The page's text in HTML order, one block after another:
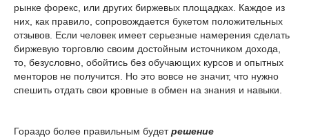
рынке форекс, или других биржевых площадках. Каждое из
них, как правило, сопровождается букетом положительных
отзывов. Если человек имеет серьезные намерения сделать
биржевую торговлю своим достойным источником дохода,
то, безусловно, обойтись без обучающих курсов и опытных
менторов не получится. Но это вовсе не значит, что нужно
спешить отдать свои кровные в обмен на знания и навыки.
Гораздо более правильным будетрешение